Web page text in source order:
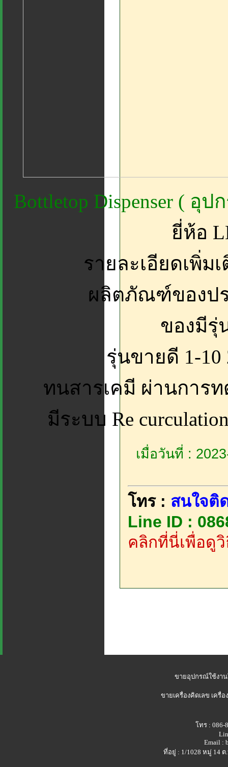
Bottletop Dispenser ( อุ
ยี่ห้อ
รายละเอียดเพิ่ม
ผลิตภัณฑ์ของปร
ของมีรุ่
รุ่นขายดี 1-10
ทนสารเคมี ผ่านการ
มีระบบ Re
เมื่อวันที่ :
โทร : สนใจติ
Line ID :
คลิกที่นี่เพื่อดูวิ
ขายอุปกรณ์ใช้งา
ขายเครื่องคิดเลข เครื่
โทร : 086-
Email :
ที่อยู่ : 1/1028 หมู่ 14 ต.